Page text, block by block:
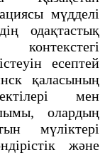
мүдделі
одақтастық
есептей
қаласының
мен
олардың
мүліктері
және